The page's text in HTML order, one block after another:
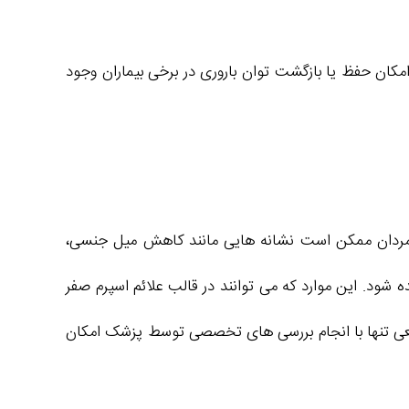
حفظ یا بازگشت توان باروری در برخی بیماران وجود
مردان ممکن است نشانه‌ هایی مانند کاهش میل جنسی،
این موارد که می‌ توانند در قالب علائم اسپرم صفر
تنها با انجام بررسی‌ های تخصصی توسط پزشک امکان‌